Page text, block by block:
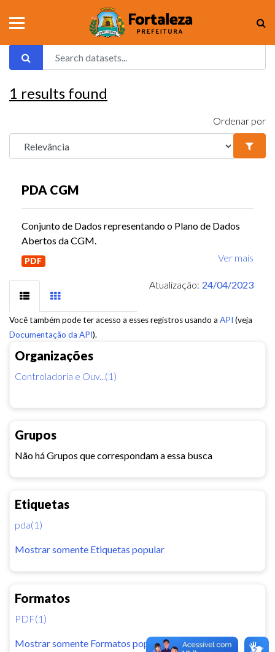
Organizações
Controladoria e Ouv...(1)
Grupos
Não há Grupos que correspondam a essa busca
Etiquetas
pda(1)
Mostrar somente Etiquetas popular
Formatos
PDF(1)
Mostrar somente Formatos popular
1 results found
Ordenar por
PDA CGM
Conjunto de Dados representando o Plano de Dados
Abertos da CGM.
Ver mais
PDF
Atualização: 24/04/2023
Você também pode ter acesso a esses registros usando a API (veja
Documentação da API).